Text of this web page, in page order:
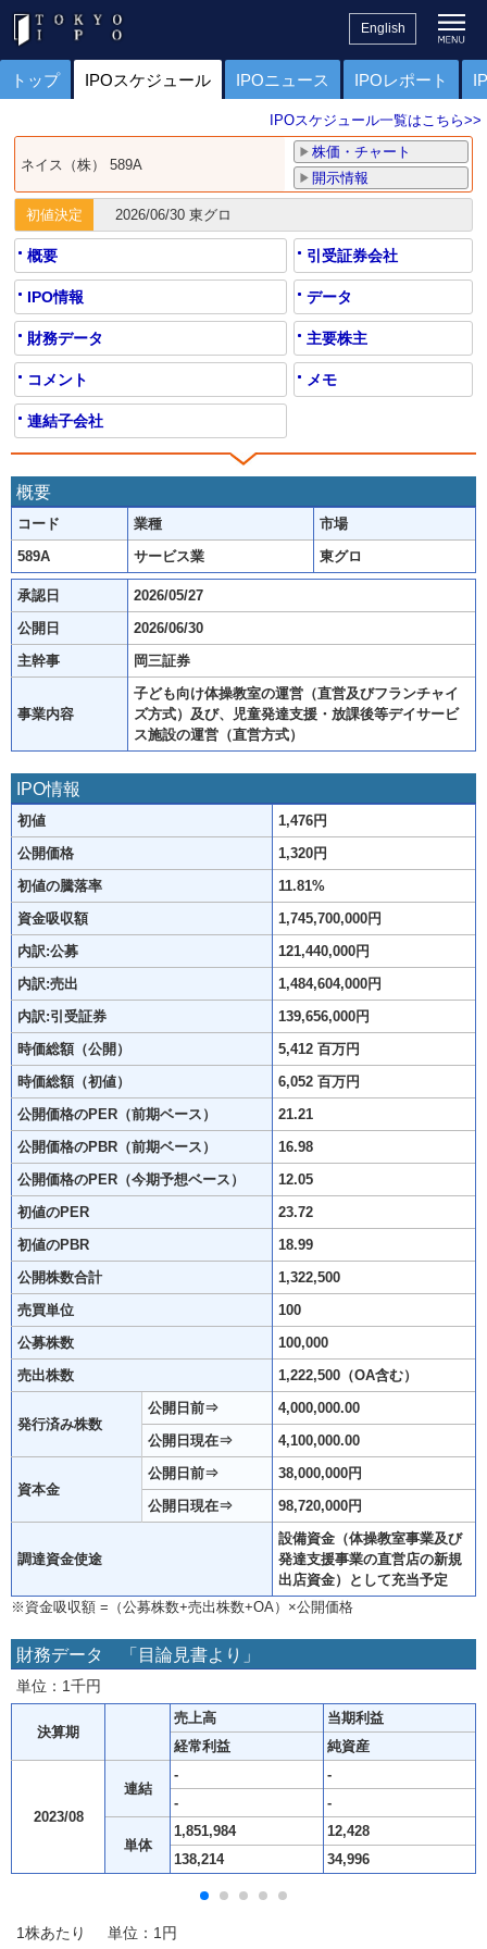
English
トップ IPOスケジュール IPOニュース IPOレポート
IPOスケジュール一覧はこちら>>
ネイス（株） 589A
株価・チャート
開示情報
初値決定 2026/06/30 東グロ
概要 引受証券会社
IPO情報 データ
財務データ 主要株主
コメント メモ
連結子会社
概要
コード 業種
市場
589A
サービス業 東グロ
承認日
2026/05/27
公開日
2026/06/30
主幹事
岡三証券
事業内容
子ども向け体操教室の運営（直営及びフランチャイ
ズ方式）及び、児童発達支援・放課後等デイサービ
ス施設の運営（直営方式）
IPO情報
初値
1,476円
公開価格
1,320円
初値の騰落率
11.81%
資金吸収額
1,745,700,000円
内訳:公募
121,440,000円
内訳:売出
1,484,604,000円
内訳:引受証券
139,656,000円
時価総額（公開）
5,412 百万円
時価総額（初値）
6,052 百万円
公開価格のPER（前期ベース）
21.21
公開価格のPBR（前期ベース）
16.98
公開価格のPER（今期予想ベース）
12.05
初値のPER
23.72
初値のPBR
18.99
公開株数合計
1,322,500
売買単位
100
公募株数
100,000
売出株数
1,222,500（OA含む）
発行済み株数
公開日前⇒
4,000,000.00
公開日現在⇒
4,100,000.00
資本金
公開日前⇒
38,000,000円
公開日現在⇒
98,720,000円
調達資金使途
設備資金（体操教室事業及び
発達支援事業の直営店の新規
出店資金）として充当予定
※資金吸収額 =（公募株数+売出株数+OA）×公開価格
財務データ 「目論見書より」
単位：1千円
決算期
売上高
当期利益
経常利益
純資産
2023/08
連結
-
-
-
-
単体
1,851,984
12,428
138,214
34,996
1株あたり 単位：1円